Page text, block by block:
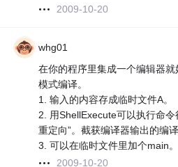
2009-10-20
whg01
在你的程序里集成一个编辑器
模式编译。
1. 输入的内容存成临时文件A。
2. 用ShellExecute可以执行命令
重定向”。截获编译器输出的编译
3. 可以在临时文件里加个main。
2009-10-20